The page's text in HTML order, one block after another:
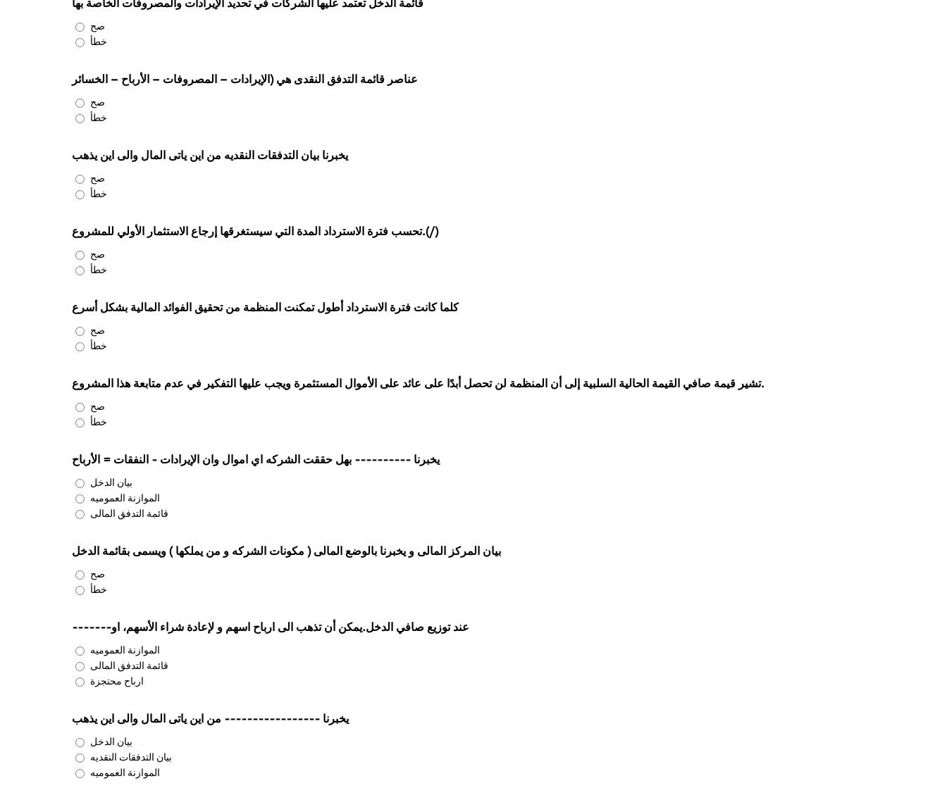
قائمة الدخل تعتمد عليها الشركات في تحديد الإيرادات والمصروفات الخاصة بها
صح
خطأ
عناصر قائمة التدفق النقدى هي (الإيرادات – المصروفات – الأرباح – الخسائر
صح
خطأ
يخبرنا بيان التدفقات النقديه من اين ياتى المال والى اين يذهب
صح
خطأ
تحسب فترة الاسترداد المدة التي سيستغرقها إرجاع الاستثمار الأولي للمشروع.(/)
صح
خطأ
كلما كانت فترة الاسترداد أطول تمكنت المنظمة من تحقيق الفوائد المالية بشكل أسرع
صح
خطأ
تشير قيمة صافي القيمة الحالية السلبية إلى أن المنظمة لن تحصل أبدًا على عائد على الأموال المستثمرة ويجب عليها التفكير في عدم متابعة هذا المشروع.
صح
خطأ
يخبرنا ---------- بهل حققت الشركه اي اموال وان الإيرادات - النفقات = الأرباح
بيان الدخل
الموازنة العموميه
قائمة التدفق المالى
بيان المركز المالى و يخبرنا بالوضع المالى ( مكونات الشركه و من يملكها ) ويسمى بقائمة الدخل
صح
خطأ
-------عند توزيع صافي الدخل.يمكن أن تذهب الى ارباح اسهم و لإعادة شراء الأسهم، او
الموازنة العموميه
قائمة التدفق المالى
ارباح محتجزة
يخبرنا ----------------- من اين ياتى المال والى اين يذهب
بيان الدخل
بيان التدفقات النقديه
الموازنة العموميه